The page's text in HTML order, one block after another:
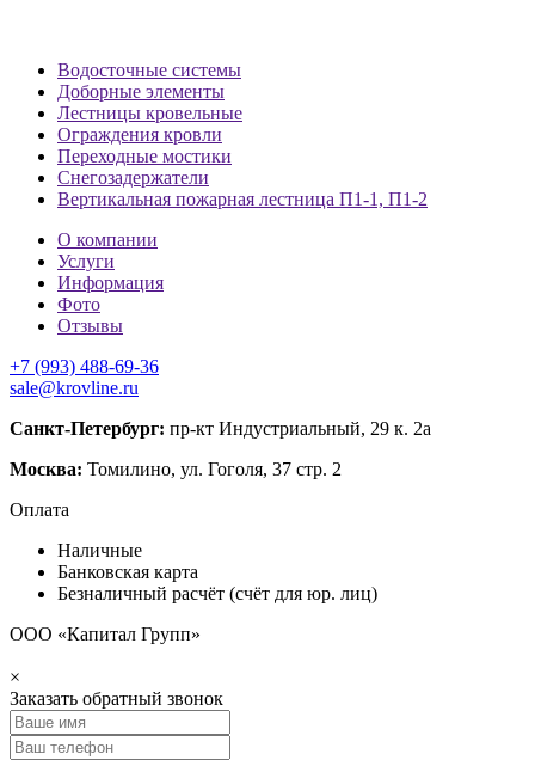
Водосточные системы
Доборные элементы
Лестницы кровельные
Ограждения кровли
Переходные мостики
Снегозадержатели
Вертикальная пожарная лестница П1-1, П1-2
О компании
Услуги
Информация
Фото
Отзывы
+7 (993) 488-69-36
sale@krovline.ru
Санкт-Петербург: пр-кт Индустриальный, 29 к. 2а
Москва: Томилино, ул. Гоголя, 37 стр. 2
Оплата
Наличные
Банковская карта
Безналичный расчёт (счёт для юр. лиц)
ООО «Капитал Групп»
×
Заказать обратный звонок